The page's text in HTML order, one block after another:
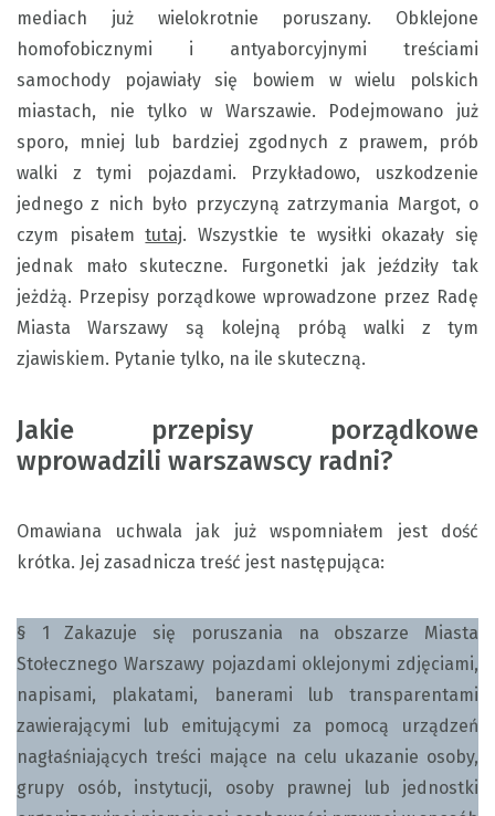
mediach już wielokrotnie poruszany. Obklejone
homofobicznymi i antyaborcyjnymi treściami
samochody pojawiały się bowiem w wielu polskich
miastach, nie tylko w Warszawie. Podejmowano już
sporo, mniej lub bardziej zgodnych z prawem, prób
walki z tymi pojazdami. Przykładowo, uszkodzenie
jednego z nich było przyczyną zatrzymania Margot, o
czym pisałemtutaj. Wszystkie te wysiłki okazały się
jednak mało skuteczne. Furgonetki jak jeździły tak
jeżdżą. Przepisy porządkowe wprowadzone przez Radę
Miasta Warszawy są kolejną próbą walki z tym
zjawiskiem. Pytanie tylko, na ile skuteczną.
Jakie przepisy porządkowe
wprowadzili warszawscy radni?
Omawiana uchwala jak już wspomniałem jest dość
krótka. Jej zasadnicza treść jest następująca:
§ 1 Zakazuje się poruszania na obszarze Miasta
Stołecznego Warszawy pojazdami oklejonymi zdjęciami,
napisami, plakatami, banerami lub transparentami
zawierającymi lub emitującymi za pomocą urządzeń
nagłaśniających treści mające na celu ukazanie osoby,
grupy osób, instytucji, osoby prawnej lub jednostki